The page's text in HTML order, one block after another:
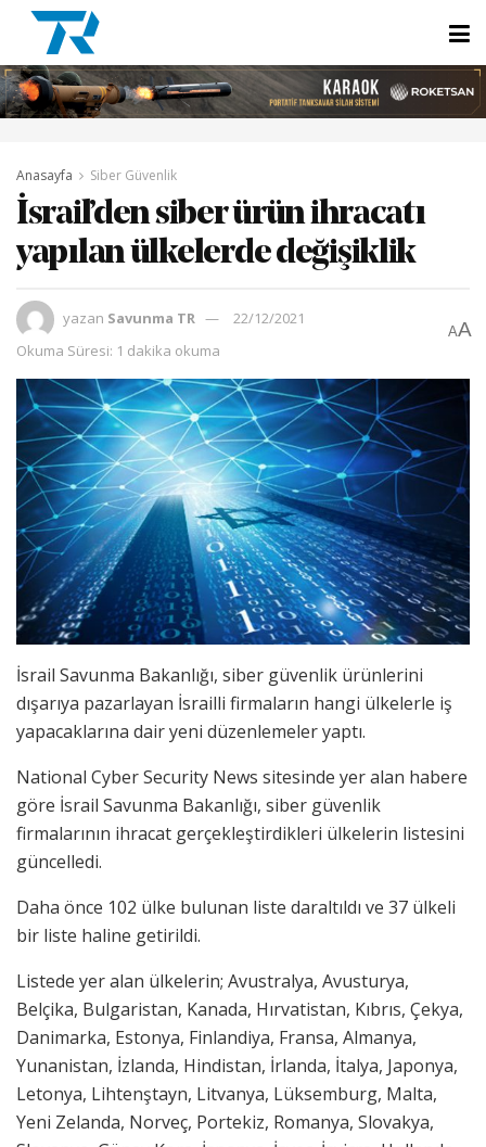
Anasayfa Siber Güvenlik
İsrail’den siber ürün ihracatı
yapılan ülkelerde değişiklik
yazan Savunma TR
22/12/2021
Okuma Süresi: 1 dakika okuma
AA
İsrail Savunma Bakanlığı, siber güvenlik ürünlerini
dışarıya pazarlayan İsrailli firmaların hangi ülkelerle iş
yapacaklarına dair yeni düzenlemeler yaptı.
National Cyber Security News sitesinde yer alan habere
göre İsrail Savunma Bakanlığı, siber güvenlik
firmalarının ihracat gerçekleştirdikleri ülkelerin listesini
güncelledi.
Daha önce 102 ülke bulunan liste daraltıldı ve 37 ülkeli
bir liste haline getirildi.
Listede yer alan ülkelerin; Avustralya, Avusturya,
Belçika, Bulgaristan, Kanada, Hırvatistan, Kıbrıs, Çekya,
Danimarka, Estonya, Finlandiya, Fransa, Almanya,
Yunanistan, İzlanda, Hindistan, İrlanda, İtalya, Japonya,
Letonya, Lihtenştayn, Litvanya, Lüksemburg, Malta,
Yeni Zelanda, Norveç, Portekiz, Romanya, Slovakya,